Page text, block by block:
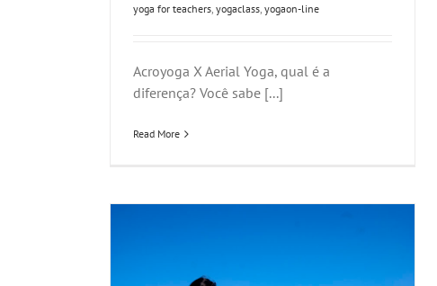
yoga for teachers yogaclass yogaon-line
Acroyoga X Aerial Yoga, qual é a
diferença? Você sabe [...]
Read More